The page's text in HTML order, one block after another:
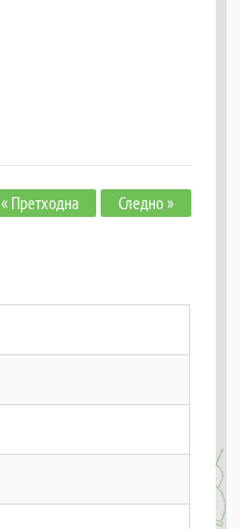
« Претходна Следно »